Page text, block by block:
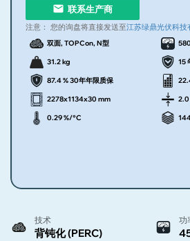
联系生产商
注意： 您的询盘将直接发送至江苏绿鼎光伏科技
双面, TOPCon, N型
31.2 kg 15
87.4 % 30年年限质保
2278x1134x30 mm 2.0
0.29 %/°C
技术
背钝化 (PERC)
功